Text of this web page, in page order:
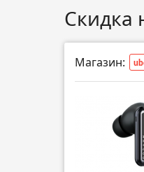
Скидка
Магазин: